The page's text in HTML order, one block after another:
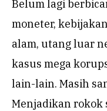
Belum lagi
moneter,
alam, utang luar
kasus mega
lain-lain. Masih
Menjadikan rokok